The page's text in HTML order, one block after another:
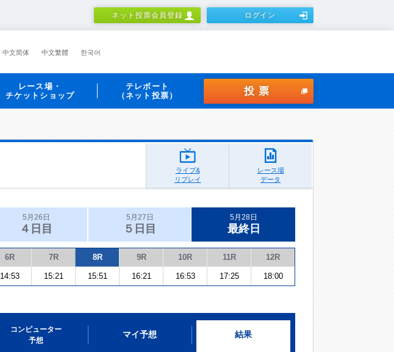
ネット投票会員登録 ログイン
中文简体 中文繁體 한국어
レース場・
チケットショップ
テレボート
（ネット投票）
投票
ライブ&
リプレイ
レース場
データ
5月26日
４日目
5月27日
５日目
5月28日
最終日
6R 7R 8R 9R 10R 11R 12R
14:53 15:21 15:51 16:21 16:53 17:25 18:00
コンピューター
予想
マイ予想 結果